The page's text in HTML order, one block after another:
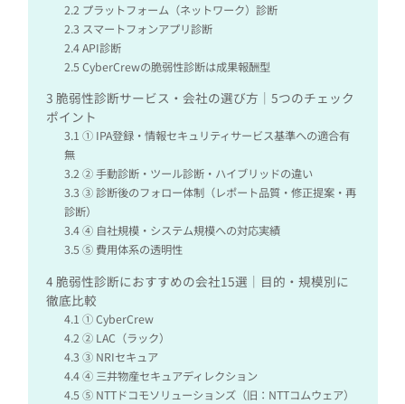
2.2 プラットフォーム（ネットワーク）診断
2.3 スマートフォンアプリ診断
2.4API診断
2.5 CyberCrewの脆弱性診断は成果報酬型
3 脆弱性診断サービス・会社の選び方｜5つのチェック
ポイント
3.1 ① IPA登録・情報セキュリティサービス基準への適合有
無
3.2② 手動診断・ツール診断・ハイブリッドの違い
3.3 ③ 診断後のフォロー体制（レポート品質・修正提案・再
診断）
3.4④ 自社規模・システム規模への対応実績
3.5 ⑤ 費用体系の透明性
4 脆弱性診断におすすめの会社15選｜目的・規模別に
徹底比較
4.1 ① CyberCrew
4.2② LAC（ラック）
4.3 ③ NRIセキュア
4.4④ 三井物産セキュアディレクション
4.5 ⑤ NTTドコモソリューションズ（旧：NTTコムウェア）